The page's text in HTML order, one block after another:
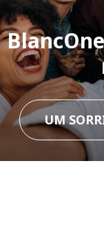
UM